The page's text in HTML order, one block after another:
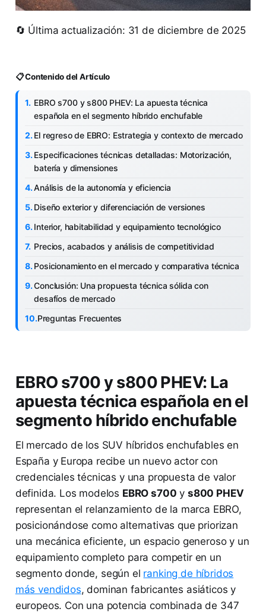
🔄 Última actualización: 31 de diciembre de 2025
📋 Contenido del Artículo
EBRO s700 y s800 PHEV: La apuesta técnica
española en el segmento híbrido enchufable
El regreso de EBRO: Estrategia y contexto de mercado
Especificaciones técnicas detalladas: Motorización,
batería y dimensiones
Análisis de la autonomía y eficiencia
Diseño exterior y diferenciación de versiones
Interior, habitabilidad y equipamiento tecnológico
Precios, acabados y análisis de competitividad
Posicionamiento en el mercado y comparativa técnica
Conclusión: Una propuesta técnica sólida con
desafíos de mercado
Preguntas Frecuentes
EBRO s700 y s800 PHEV: La
apuesta técnica española en el
segmento híbrido enchufable
El mercado de los SUV híbridos enchufables en
España y Europa recibe un nuevo actor con
credenciales técnicas y una propuesta de valor
definida. Los modelos EBRO s700 y s800 PHEV
representan el relanzamiento de la marca EBRO,
posicionándose como alternativas que priorizan
una mecánica eficiente, un espacio generoso y un
equipamiento completo para competir en un
segmento donde, según el ranking de híbridos
más vendidos, dominan fabricantes asiáticos y
europeos. Con una potencia combinada de 347